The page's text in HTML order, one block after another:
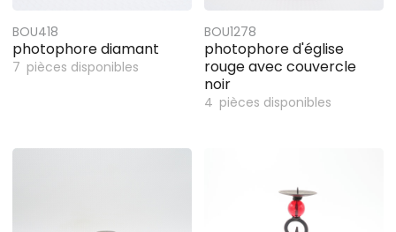
BOU418
photophore diamant
7 pièces disponibles
BOU1278
photophore d'église
rouge avec couvercle
noir
4 pièces disponibles